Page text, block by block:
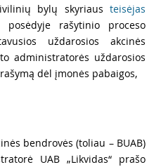
bylų skyriaus teisėjas
posėdyje rašytinio proceso
uždarosios akcinės
administratorės uždarosios
dėl įmonės pabaigos,
bendrovės (toliau – BUAB)
UAB „Likvidas“ prašo